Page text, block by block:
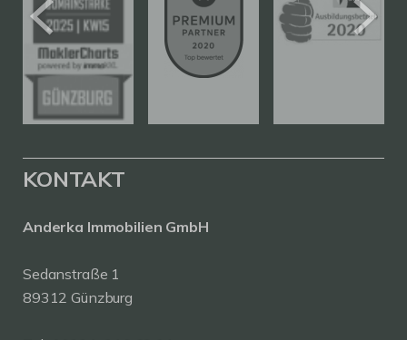
KONTAKT
Anderka Immobilien GmbH
Sedanstraße 1
89312 Günzburg